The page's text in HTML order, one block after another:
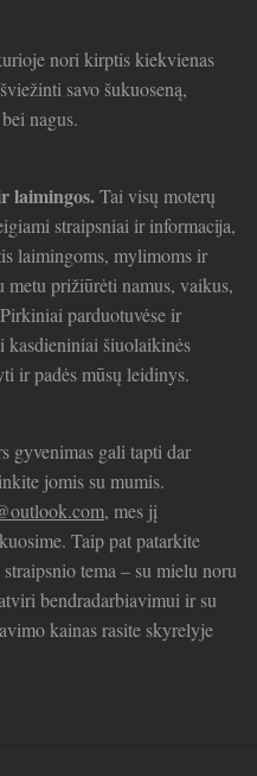
nori kirptis kiekvienas
savo šukuoseną,
nagus.
laimingos.Tai visų moterų
straipsniai ir informacija,
laimingoms, mylimoms ir
prižiūrėti namus, vaikus,
parduotuvėse ir
kasdieniniai šiuolaikinės
ir padės mūsų leidinys.
gyvenimas gali tapti dar
jomis su mumis.
, mes jį
Taip pat patarkite
tema – su mielu noru
bendradarbiavimui ir su
kainas rasite skyrelyje